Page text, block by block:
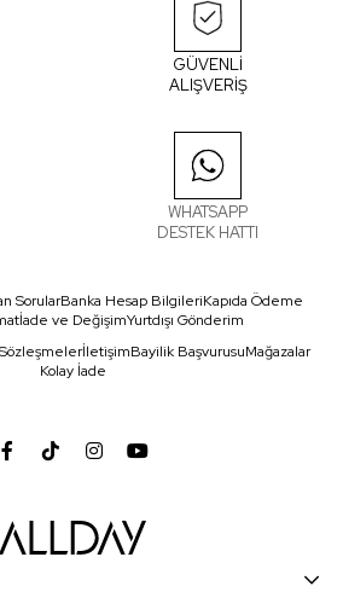
GÜVENLİ
ALIŞVERİŞ
WHATSAPP
DESTEK HATTI
SorularBanka Hesap BilgileriKapıda Ödeme
İade ve DeğişimYurtdışı Gönderim
İletişimBayilik BaşvurusuMağazalar
Kolay İade